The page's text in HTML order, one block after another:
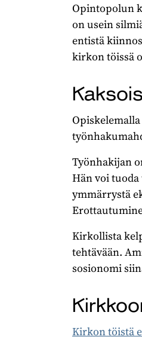
Opintopolun
on usein
entistä
kirkon töissä
Työnhakijan
Hän voi
ymmärrystä
Kirkollista
tehtävään.
sosionomi
Kirkon töistä